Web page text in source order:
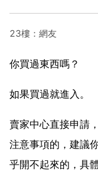
23樓：網友
你買過東西嗎？
如果買過就進入。
賣家中心直接申請
注意事項的，建議
乎開不起來的，具